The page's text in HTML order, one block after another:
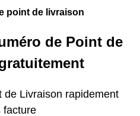
point de livraison